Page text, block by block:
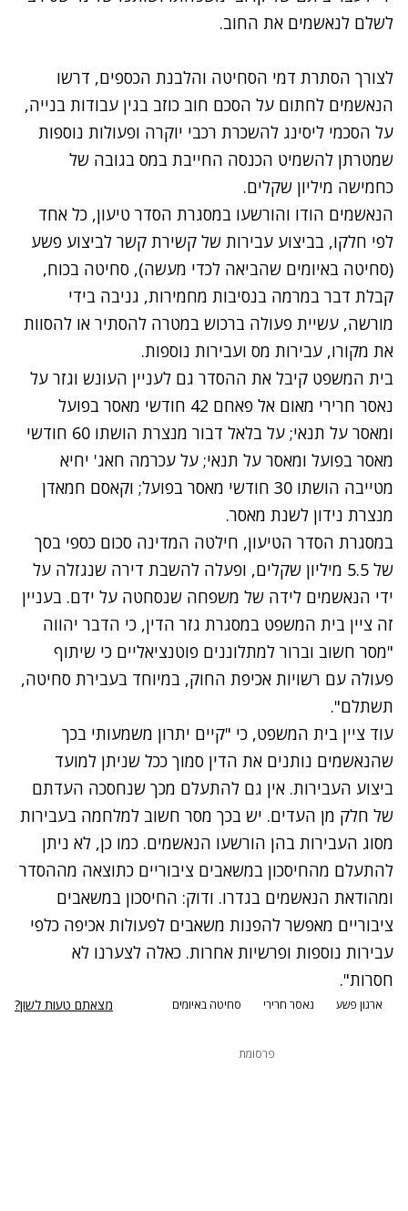
לשלם לנאשמים את החוב.
לצורך הסתרת דמי הסחיטה והלבנת הכספים, דרשו
הנאשמים לחתום על הסכם חוב כוזב בגין עבודות בנייה,
על הסכמי ליסינג להשכרת רכבי יוקרה ופעולות נוספות
שמטרתן להשמיט הכנסה החייבת במס בגובה של
כחמישה מיליון שקלים.
הנאשמים הודו והורשעו במסגרת הסדר טיעון, כל אחד
לפי חלקו, בביצוע עבירות של קשירת קשר לביצוע פשע
(סחיטה באיומים שהביאה לכדי מעשה), סחיטה בכוח,
קבלת דבר במרמה בנסיבות מחמירות, גניבה בידי
מורשה, עשיית פעולה ברכוש במטרה להסתיר או להסוות
את מקורו, עבירות מס ועבירות נוספות.
בית המשפט קיבל את ההסדר גם לעניין העונש וגזר על
נאסר חרירי מאום אל פאחם 42 חודשי מאסר בפועל
ומאסר על תנאי; על בלאל דבור מנצרת הושתו 60 חודשי
מאסר בפועל ומאסר על תנאי; על עכרמה חאג' יחיא
מטייבה הושתו 30 חודשי מאסר בפועל; וקאסם חמאדן
מנצרת נידון לשנת מאסר.
במסגרת הסדר הטיעון, חילטה המדינה סכום כספי בסך
של 5.5 מיליון שקלים, ופעלה להשבת דירה שנגזלה על
ידי הנאשמים לידה של משפחה שנסחטה על ידם. בעניין
זה ציין בית המשפט במסגרת גזר הדין, כי הדבר יהווה
"מסר חשוב וברור למתלוננים פוטנציאליים כי שיתוף
פעולה עם רשויות אכיפת החוק, במיוחד בעבירת סחיטה,
תשתלם".
עוד ציין בית המשפט, כי "קיים יתרון משמעותי בכך
שהנאשמים נותנים את הדין סמוך ככל שניתן למועד
ביצוע העבירות. אין גם להתעלם מכך שנחסכה העדתם
של חלק מן העדים. יש בכך מסר חשוב למלחמה בעבירות
מסוג העבירות בהן הורשעו הנאשמים. כמו כן, לא ניתן
להתעלם מהחיסכון במשאבים ציבוריים כתוצאה מההסדר
ומהודאת הנאשמים בגדרו. ודוק: החיסכון במשאבים
ציבוריים מאפשר להפנות משאבים לפעולות אכיפה כלפי
עבירות נוספות ופרשיות אחרות. כאלה לצערנו לא
חסרות".
ארגון פשע נאסר חרירי סחיטה באיומים מצאתם טעות לשון?
פרסומת